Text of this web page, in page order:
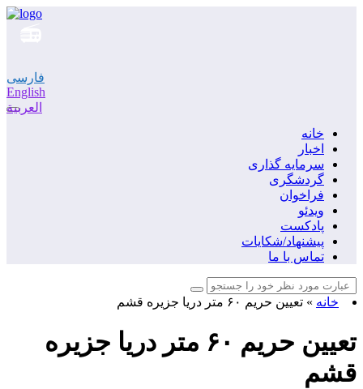
فارسی
English
العربية
خانه
اخبار
سرمایه گذاری
گردشگری
فراخوان
ویدئو
پادکست
پیشنهاد/شکایات
تماس با ما
خانه » تعیین حریم ۶۰ متر دریا جزیره قشم
تعیین حریم ۶۰ متر دریا جزیره
قشم